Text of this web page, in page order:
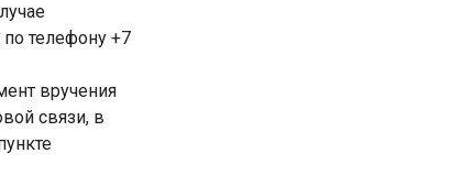
телефону +7
вручения
связи, в